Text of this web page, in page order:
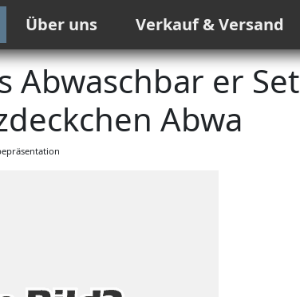
Über uns Verkauf & Versand
Abwaschbar er Set
Abwa